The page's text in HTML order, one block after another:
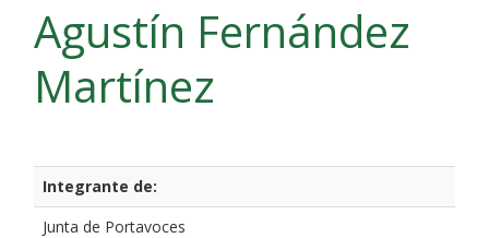
Agustín Fernández
Martínez
Integrante de:
Junta de Portavoces